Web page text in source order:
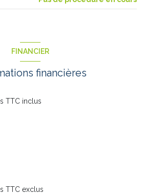
FINANCIER
financières
TTC inclus
TTC exclus